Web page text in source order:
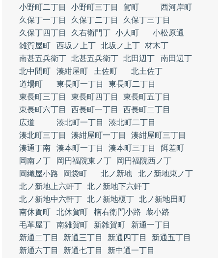
小野町二丁目 小野町三丁目 駕町
西河岸町
久保丁一丁目
久保丁二丁目
久保丁三丁目
久保丁四丁目
久右衛門丁 小人町
小松原通
雑賀屋町
西坂ノ上丁 北坂ノ上丁 材木丁
南甚五兵衛丁 北甚五兵衛丁 北田辺丁
南田辺丁
北中間町
湊紺屋町 土佐町
北土佐丁
道場町
東長町一丁目
東長町二丁目
東長町三丁目
東長町四丁目
東長町五丁目
東長町六丁目
西長町一丁目
西長町二丁目
広道
湊北町一丁目
湊北町二丁目
湊北町三丁目
湊紺屋町一丁目
湊紺屋町三丁目
湊通丁南
湊本町一丁目 湊本町三丁目
餌差町
岡南ノ丁
岡円福院東ノ丁
岡円福院西ノ丁
岡織屋小路
岡袋町 北ノ新地
北ノ新地東ノ丁
北ノ新地上六軒丁 北ノ新地下六軒丁
北ノ新地中六軒丁 北ノ新地榎丁 北ノ新地田町
南休賀町
北休賀町 楠右衛門小路
蔵小路
毛革屋丁
南雑賀町 新雑賀町
新通一丁目
新通二丁目
新通三丁目 新通四丁目
新通五丁目
新通六丁目
新通七丁目
新中通一丁目